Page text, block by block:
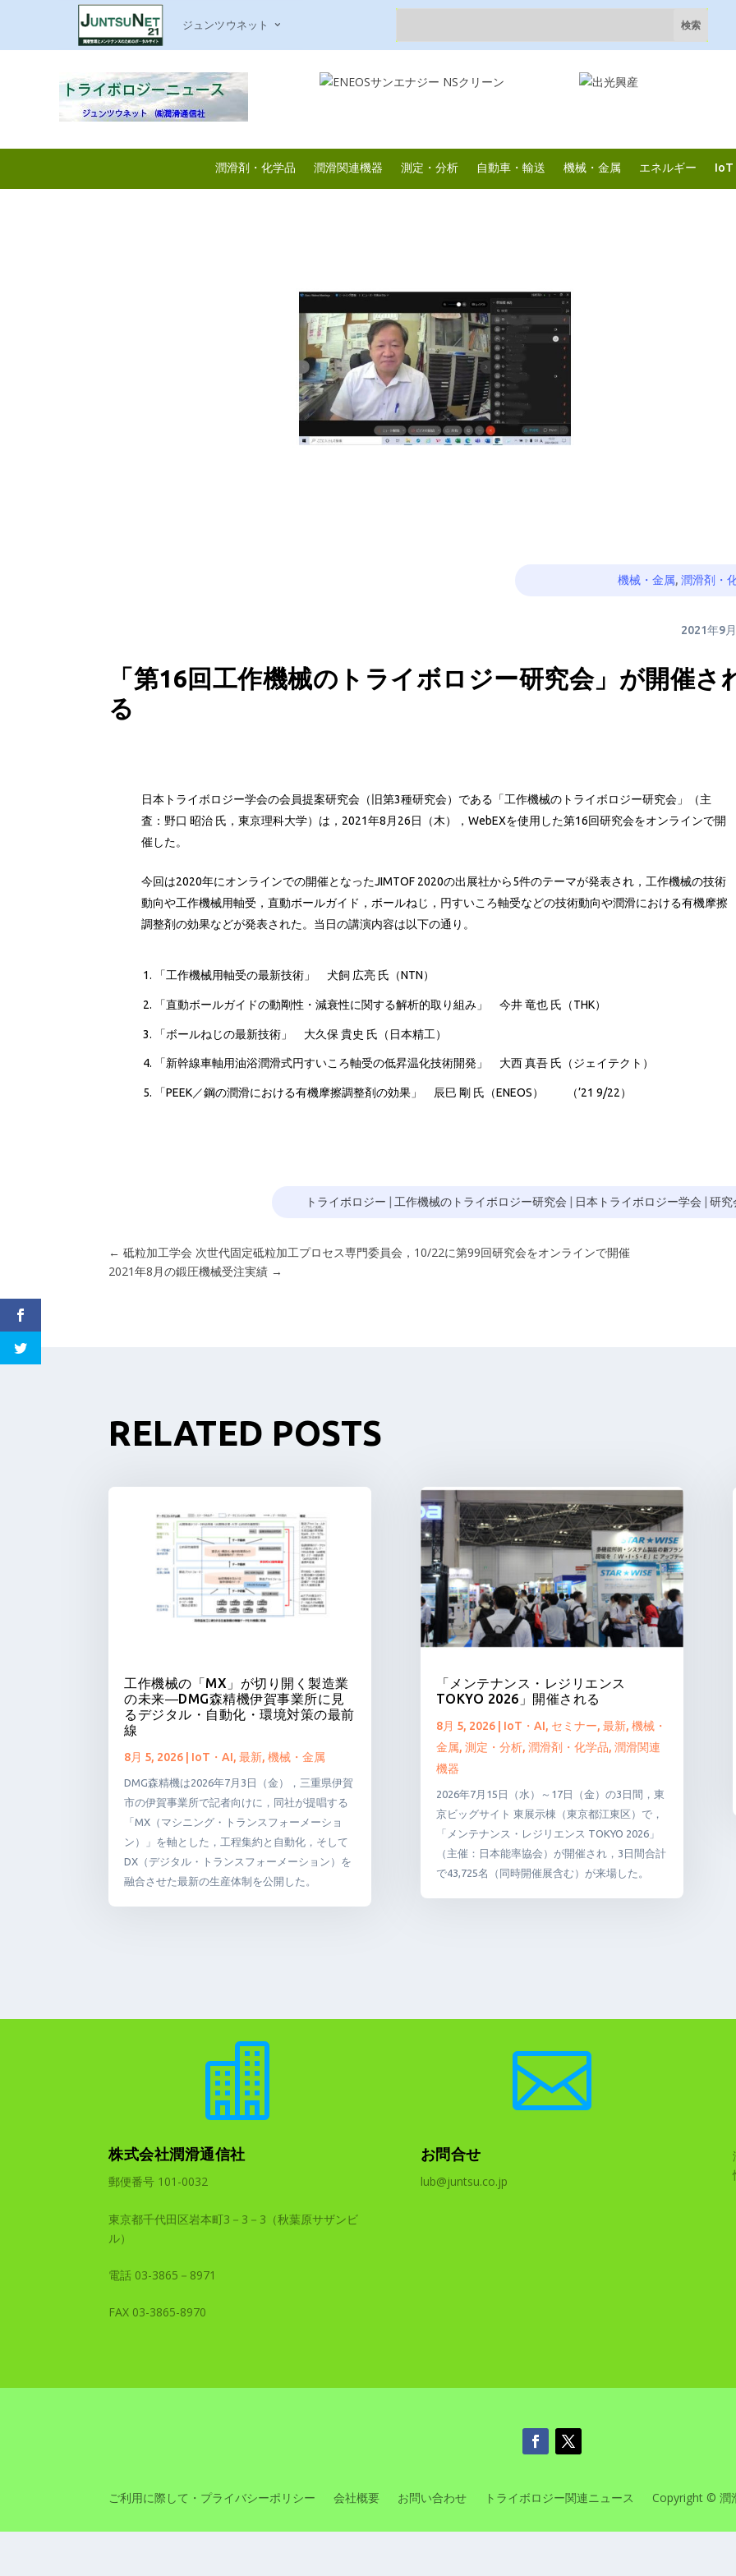
ジュンツウネット
潤滑剤・化学品 潤滑関連機器 測定・分析 自動車・輸送 機械・金属 エネルギー IoT
機械・金属,潤滑剤・
2021年9
「第16回工作機械のトライボロジー研究会」が開催さ
る
日本トライボロジー学会の会員提案研究会（旧第3種研究会）である「工作機械のトライボロジー研究会」（主
査：野口 昭治 氏，東京理科大学）は，2021年8月26日（木），WebEXを使用した第16回研究会をオンラインで開
催した。
今回は2020年にオンラインでの開催となったJIMTOF 2020の出展社から5件のテーマが発表され，工作機械の技術
動向や工作機械用軸受，直動ボールガイド，ボールねじ，円すいころ軸受などの技術動向や潤滑における有機摩擦
調整剤の効果などが発表された。当日の講演内容は以下の通り。
「工作機械用軸受の最新技術」 犬飼 広亮 氏（NTN）
「直動ボールガイドの動剛性・減衰性に関する解析的取り組み」 今井 竜也 氏（THK）
「ボールねじの最新技術」 大久保 貴史 氏（日本精工）
「新幹線車軸用油浴潤滑式円すいころ軸受の低昇温化技術開発」 大西 真吾 氏（ジェイテクト）
「PEEK／鋼の潤滑における有機摩擦調整剤の効果」 辰巳 剛 氏（ENEOS） （’21 9/22）
トライボロジー |工作機械のトライボロジー研究会 日本トライボロジー学会 |研究
← 砥粒加工学会 次世代固定砥粒加工プロセス専門委員会，10/22に第99回研究会をオンラインで開催
2021年8月の鍛圧機械受注実績 →
RELATED POSTS
工作機械の「MX」が切り開く製造業
の未来―DMG森精機伊賀事業所に見
るデジタル・自動化・環境対策の最前
線
8月 5, 2026 IoT・AI, 最新, 機械・金属
DMG森精機は2026年7月3日（金），三重県伊賀
市の伊賀事業所で記者向けに，同社が提唱する
「MX（マシニング・トランスフォーメーショ
ン）」を軸とした，工程集約と自動化，そして
DX（デジタル・トランスフォーメーション）を
融合させた最新の生産体制を公開した。
「メンテナンス・レジリエンス
TOKYO 2026」開催される
8月 5, 2026| IoT・AI, セミナー, 最新, 機械・
金属, 測定・分析, 潤滑剤・化学品, 潤滑関連
機器
2026年7月15日（水）～17日（金）の3日間，東
京ビッグサイト 東展示棟（東京都江東区）で，
「メンテナンス・レジリエンス TOKYO 2026」
（主催：日本能率協会）が開催され，3日間合計
で43,725名（同時開催展含む）が来場した。

株式会社潤滑通信社
郵便番号 101-0032
東京都千代田区岩本町3－3－3（秋葉原サザンビ
ル）
電話 03-3865－8971
FAX 03-3865-8970

お問合せ
lub@juntsu.co.jp
ご利用に際して・プライバシーポリシー 会社概要 お問い合わせ トライボロジー関連ニュース Copyright © 潤